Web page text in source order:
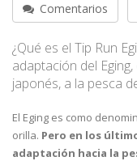
Comentarios
¿Qué es el Tip Run
adaptación del
japonés, a la pesca
El Eging es como
orilla. Pero en los
adaptación hacia la